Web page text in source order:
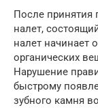
После принятия
налет,
налет начинает
органических
Нарушение
быстрому
зубного камня